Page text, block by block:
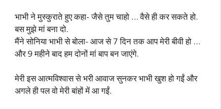
भाभी ने मुस्कुराते हुए कहा- जैसे तुम चाहो … वैसे ही कर सकते हो.
बस मुझे मां बना दो.
मैंने सोनिया भाभी से बोला- आज से 7 दिन तक आप मेरी बीवी हो …
और 9 महीने बाद हम दोनों मां बाप बन जाएंगे.
मेरी इस आत्मविश्वास से भरी आवाज सुनकर भाभी खुश हो गईं और
अगले ही पल वो मेरी बांहों में आ गईं.